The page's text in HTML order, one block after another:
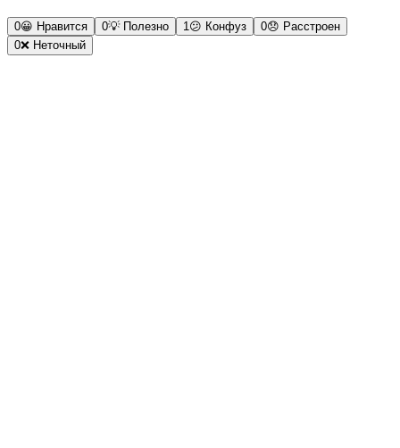
0😀 Нравится 0💡 Полезно 1😕 Конфуз 0😞 Расстроен
0❌ Неточный